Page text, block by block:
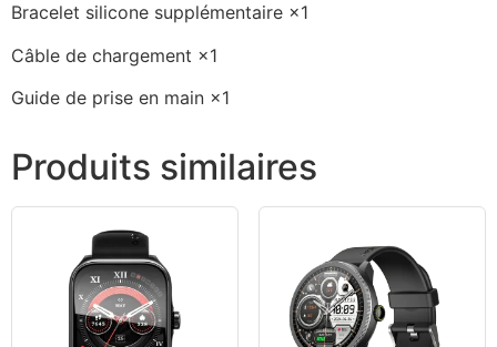
Bracelet silicone supplémentaire ×1
Câble de chargement ×1
Guide de prise en main ×1
Produits similaires